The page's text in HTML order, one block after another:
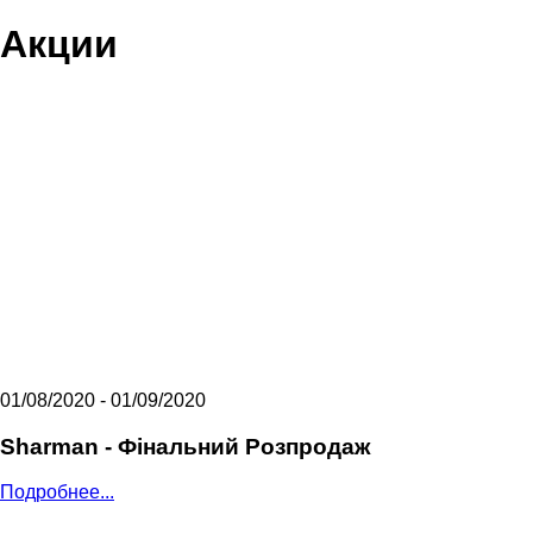
Акции
01/08/2020 - 01/09/2020
Sharman - Фiнальний Розпродаж
Подробнее...